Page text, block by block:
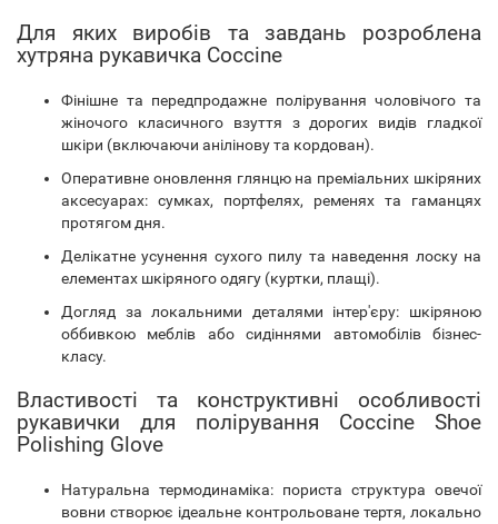
Для яких виробів та завдань розроблена
хутряна рукавичка Coccine
Фінішне та передпродажне полірування чоловічого та
жіночого класичного взуття з дорогих видів гладкої
шкіри (включаючи анілінову та кордован).
Оперативне оновлення глянцю на преміальних шкіряних
аксесуарах: сумках, портфелях, ременях та гаманцях
протягом дня.
Делікатне усунення сухого пилу та наведення лоску на
елементах шкіряного одягу (куртки, плащі).
Догляд за локальними деталями інтер'єру: шкіряною
оббивкою меблів або сидіннями автомобілів бізнес-
класу.
Властивості та конструктивні особливості
рукавички для полірування Coccine Shoe
Polishing Glove
Натуральна термодинаміка: пориста структура овечої
вовни створює ідеальне контрольоване тертя, локально